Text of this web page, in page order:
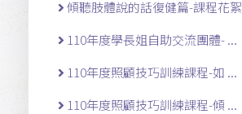
傾聽肢體說的話復健篇-課程花絮
110年度學長姐自助交流團體- ...
110年度照顧技巧訓練課程-如 ...
110年度照顧技巧訓練課程-傾 ...